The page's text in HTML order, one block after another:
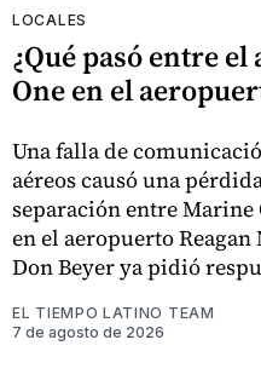
LOCALES
¿Qué pasó entre
One en el
Una falla de
aéreos causó una
separación entre
en el aeropuerto
Don Beyer ya pidió
EL TIEMPO LATINO TEAM
7 de agosto de 2026